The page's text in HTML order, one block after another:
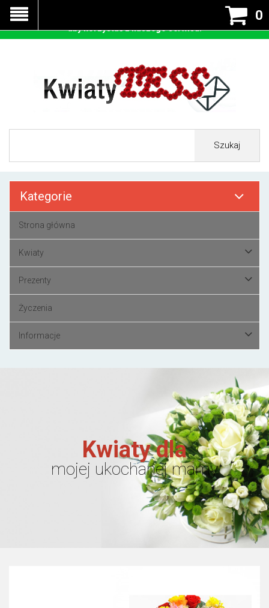
0
Szukaj
Kategorie
Strona główna
Kwiaty
Prezenty
Życzenia
Informacje
Kwiaty dla
mojej ukochanej mamy
Nasza strona korzysta z cookies - czyli tzw ciastek w celu
prawidłowego działania. Zaakceptuj przyjmowanie cookies
aby korzystać z naszego serwisu.